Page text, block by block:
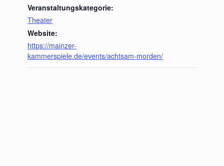
Veranstaltungskategorie:
Theater
Website:
https://mainzer-
kammerspiele.de/events/achtsam-morden/